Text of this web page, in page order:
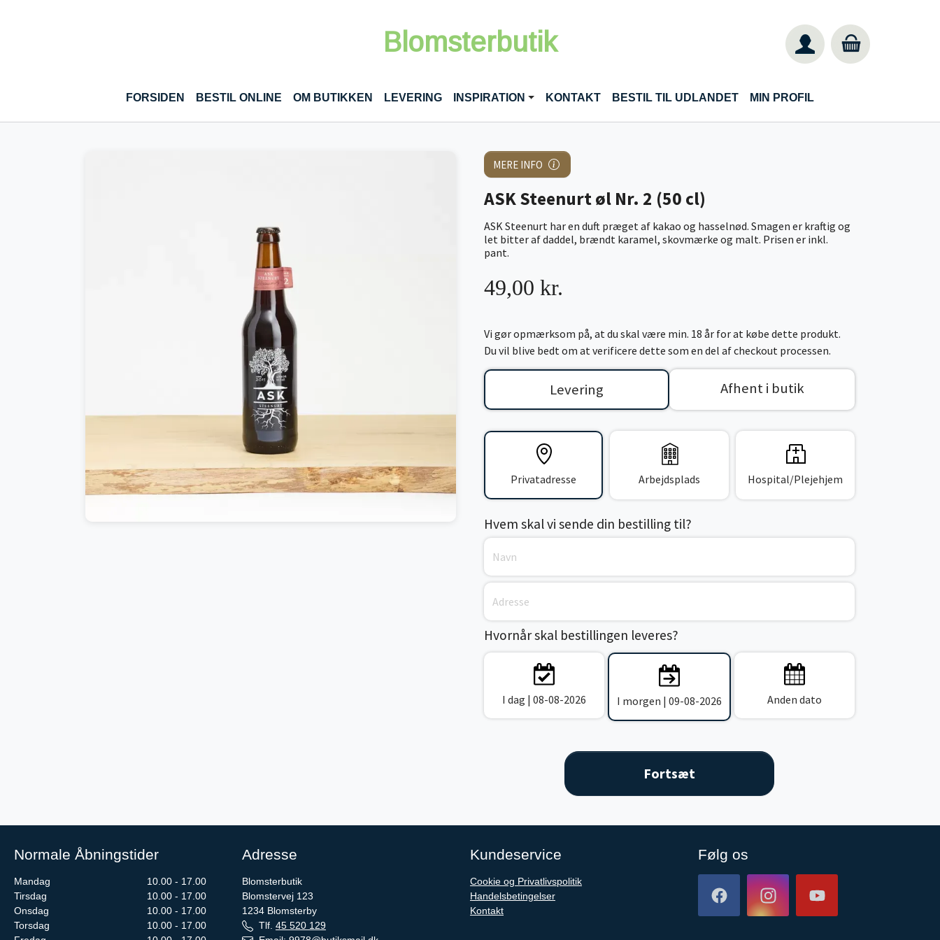
Blomsterbutik
FORSIDEN BESTIL ONLINE(CURRENT)
OM BUTIKKEN LEVERING INSPIRATION KONTAKT BESTIL TIL UDLANDET MIN PROFIL
MERE INFO
ASK Steenurt øl Nr. 2 (50 cl)
ASK Steenurt har en duft præget af kakao og hasselnød. Smagen er kraftig og
let bitter af daddel, brændt karamel, skovmærke og malt. Prisen er inkl.
pant.
49,00 kr.
Vi gør opmærksom på, at du skal være min. 18 år for at købe dette produkt.
Du vil blive bedt om at verificere dette som en del af checkout processen.
Levering Afhent i butik
Privatadresse Arbejdsplads Hospital/Plejehjem
Hvem skal vi sende din bestilling til?
Hvornår skal bestillingen leveres?
I dag | 08-08-2026 I morgen | 09-08-2026 Anden dato
Normale Åbningstider
Mandag
10.00 - 17.00
Tirsdag
10.00 - 17.00
Onsdag
10.00 - 17.00
Torsdag
10.00 - 17.00
Adresse
Blomsterbutik
Blomstervej 123
1234 Blomsterby
Tlf. 45 520 129
Kundeservice
Cookie og Privatlivspolitik
Handelsbetingelser
Kontakt
Følg os